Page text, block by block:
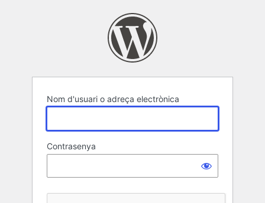
Nom d'usuari o adreça electrònica
Contrasenya